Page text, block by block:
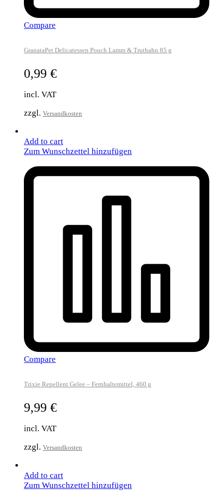
Compare
GranataPet Delicatessen Pouch Lamm & Truthahn 85 g
0,99 €
incl. VAT
zzgl. Versandkosten
Add to cart
Zum Wunschzettel hinzufügen
Compare
Trixie Repellent Gelee – Fernhaltemittel, 460 g
9,99 €
incl. VAT
zzgl. Versandkosten
Add to cart
Zum Wunschzettel hinzufügen